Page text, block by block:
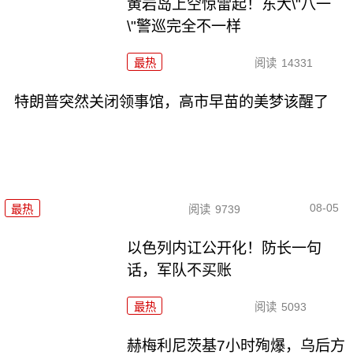
黄岩岛上空惊雷起！东大\"八一
\"警巡完全不一样
最热 阅读 14331
特朗普突然关闭领事馆，高市早苗的美梦该醒了
最热 阅读 9739 08-05
以色列内讧公开化！防长一句
话，军队不买账
最热 阅读 5093
赫梅利尼茨基7小时殉爆，乌后方